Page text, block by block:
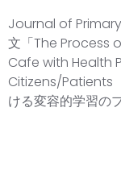
Journal of
文「The Process
Cafe with Health
Citizens/Patients
ける変容的学習の